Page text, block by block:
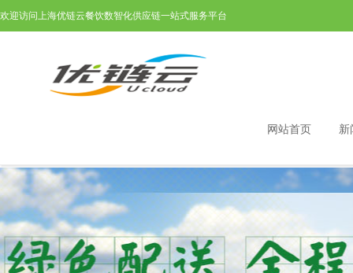
欢迎访问上海优链云餐饮数智化供应链一站式服务平台
网站首页 新